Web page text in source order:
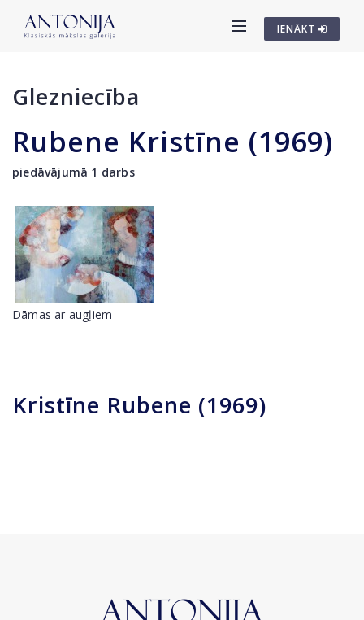
IENĀKT
Glezniecība
Rubene Kristīne (1969)
piedāvājumā 1 darbs
Dāmas ar augļiem
Kristīne Rubene (1969)